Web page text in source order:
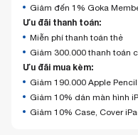
Giảm đến 1% Goka
Ưu đãi thanh toán:
Miễn phí thanh toán thẻ
Giảm 300.000 thanh toán
Ưu đãi mua kèm:
Giảm 190.000 Apple Pencil
Giảm 10% dán màn hình
Giảm 10% Case, Cover